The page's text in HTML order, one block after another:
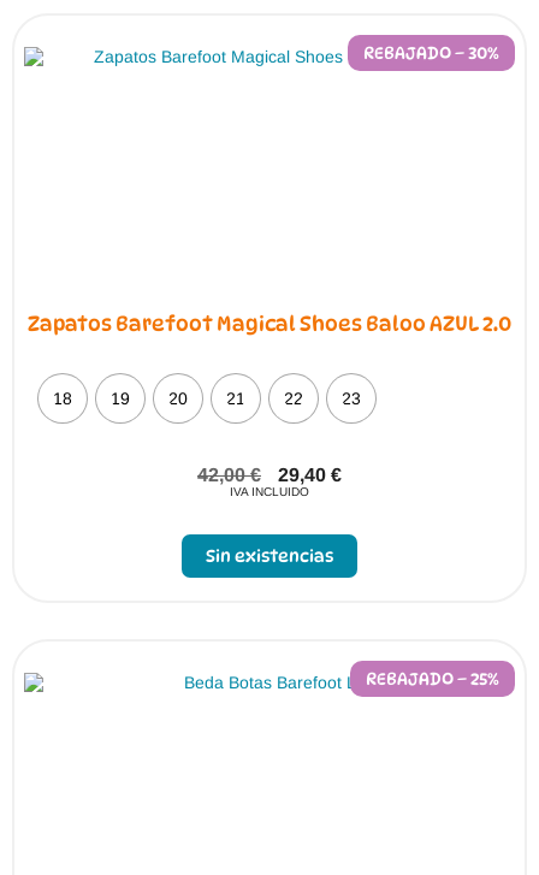
se
pueden
elegir
REBAJADO – 30%
Zapatos Barefoot Magical Shoes Baloo AZUL 2.0
18 19 20 21 22 23
42,00€ 29,40 €
IVA INCLUIDO
Sin existencias
REBAJADO – 25%